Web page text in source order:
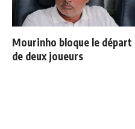
Mourinho bloque le départ
de deux joueurs